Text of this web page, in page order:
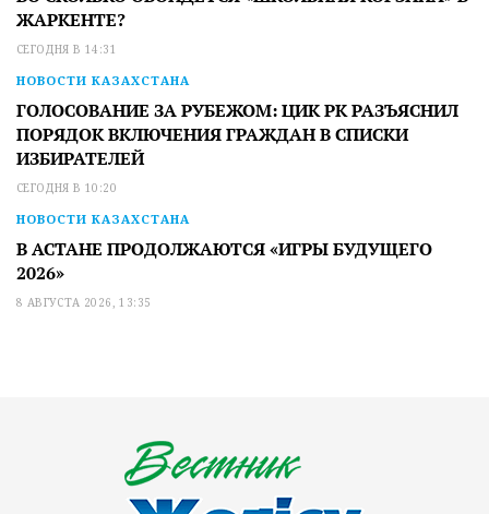
ЖАРКЕНТЕ?
СЕГОДНЯ В 14:31
НОВОСТИ КАЗАХСТАНА
ГОЛОСОВАНИЕ ЗА РУБЕЖОМ: ЦИК РК РАЗЪЯСНИЛ
ПОРЯДОК ВКЛЮЧЕНИЯ ГРАЖДАН В СПИСКИ
ИЗБИРАТЕЛЕЙ
СЕГОДНЯ В 10:20
НОВОСТИ КАЗАХСТАНА
В АСТАНЕ ПРОДОЛЖАЮТСЯ «ИГРЫ БУДУЩЕГО
2026»
8 АВГУСТА 2026, 13:35